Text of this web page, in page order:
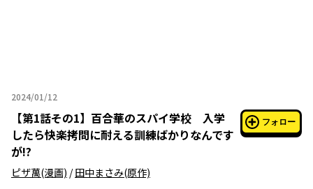
2024/01/12
2024年01月12日
【第1話その1】 百合華のスパイ学校 入学
したら快楽拷問に耐える訓練ばかりなんです
が!?
フォロー
ピザ萬(漫画) /田中まさみ(原作)